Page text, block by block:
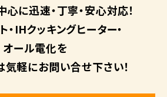
心に迅速・丁寧・安心対応！
・IHクッキングヒーター・
オール電化を
気軽にお問い合せ下さい！